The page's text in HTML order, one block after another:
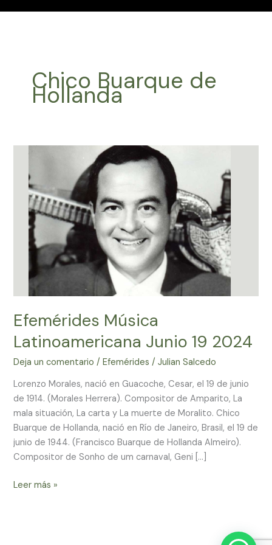
Chico Buarque de
Hollanda
Efemérides Música
Latinoamericana Junio 19 2024
Deja un comentario /Efemérides /Julian Salcedo
Lorenzo Morales, nació en Guacoche, Cesar, el 19 de junio
de 1914. (Morales Herrera). Compositor de Amparito, La
mala situación, La carta y La muerte de Moralito. Chico
Buarque de Hollanda, nació en Río de Janeiro, Brasil, el 19 de
junio de 1944. (Francisco Buarque de Hollanda Almeiro).
Compositor de Sonho de um carnaval, Geni […]
Efemérides
Latinoamericana
Junio
2024
Leer más »